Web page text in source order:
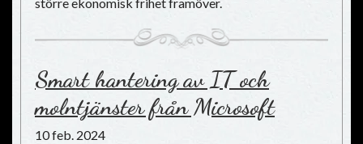
Smart hantering av IT och
molntjänster från Microsoft
10 feb. 2024